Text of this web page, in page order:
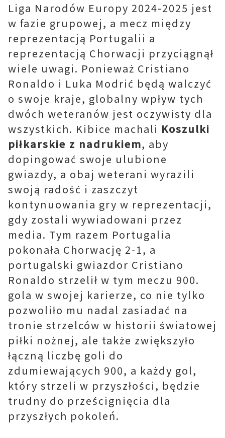
Liga Narodów Europy 2024-2025 jest
w fazie grupowej, a mecz między
reprezentacją Portugalii a
reprezentacją Chorwacji przyciągnął
wiele uwagi. Ponieważ Cristiano
Ronaldo i Luka Modrić będą walczyć
o swoje kraje, globalny wpływ tych
dwóch weteranów jest oczywisty dla
wszystkich. Kibice machali Koszulki
piłkarskie z nadrukiem, aby
dopingować swoje ulubione
gwiazdy, a obaj weterani wyrazili
swoją radość i zaszczyt
kontynuowania gry w reprezentacji,
gdy zostali wywiadowani przez
media. Tym razem Portugalia
pokonała Chorwację 2-1, a
portugalski gwiazdor Cristiano
Ronaldo strzelił w tym meczu 900.
gola w swojej karierze, co nie tylko
pozwoliło mu nadal zasiadać na
tronie strzelców w historii światowej
piłki nożnej, ale także zwiększyło
łączną liczbę goli do
zdumiewających 900, a każdy gol,
który strzeli w przyszłości, będzie
trudny do prześcignięcia dla
przyszłych pokoleń.